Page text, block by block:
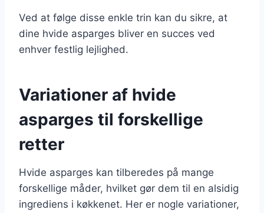
Ved at følge disse enkle trin kan du sikre, at
dine hvide asparges bliver en succes ved
enhver festlig lejlighed.
Variationer af hvide
asparges til forskellige
retter
Hvide asparges kan tilberedes på mange
forskellige måder, hvilket gør dem til en alsidig
ingrediens i køkkenet. Her er nogle variationer,